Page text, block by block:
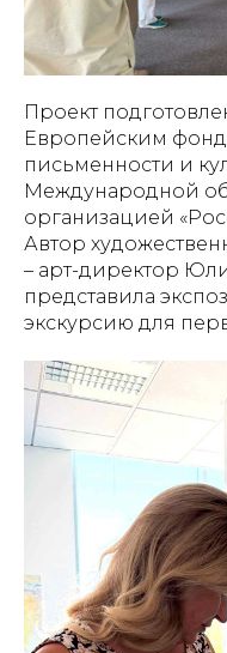
Проект
Европейским
письменности и
Международной
организацией
Автор
– арт-директор
представила
экскурсию для